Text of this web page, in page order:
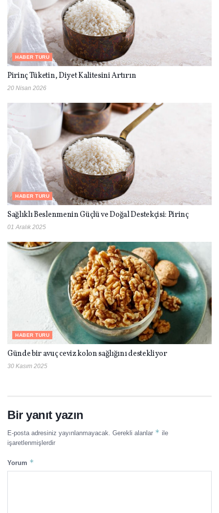
HABER TURU
Pirinç Tüketin, Diyet Kalitesini Artırın
20 Nisan 2026
HABER TURU
Sağlıklı Beslenmenin Güçlü ve Doğal Destekçisi: Pirinç
01 Aralık 2025
HABER TURU
Günde bir avuç ceviz kolon sağlığını destekliyor
30 Kasım 2025
Bir yanıt yazın
E-posta adresiniz yayınlanmayacak. Gerekli alanlar * ile
işaretlenmişlerdir
Yorum *